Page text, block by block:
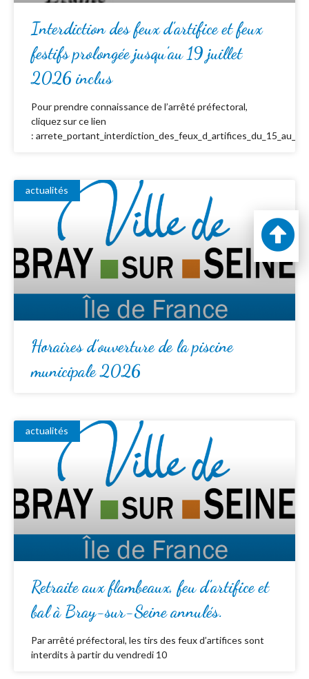
Interdiction des feux d’artifice et feux
festifs prolongée jusqu’au 19 juillet
2026 inclus
Pour prendre connaissance de l’arrêté préfectoral,
cliquez sur ce lien
:
actualités
Horaires d’ouverture de la piscine
municipale 2026
actualités
Retraite aux flambeaux, feu d’artifice et
bal à Bray-sur-Seine annulés.
Par arrêté préfectoral, les tirs des feux d’artifices sont
interdits à partir du vendredi 10